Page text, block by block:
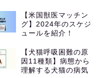
【米国獣医マッチン
グ】2024年のスケジ
ュールを紹介！
【犬猫呼吸困難の原
因11種類】病態から
理解する犬猫の病気